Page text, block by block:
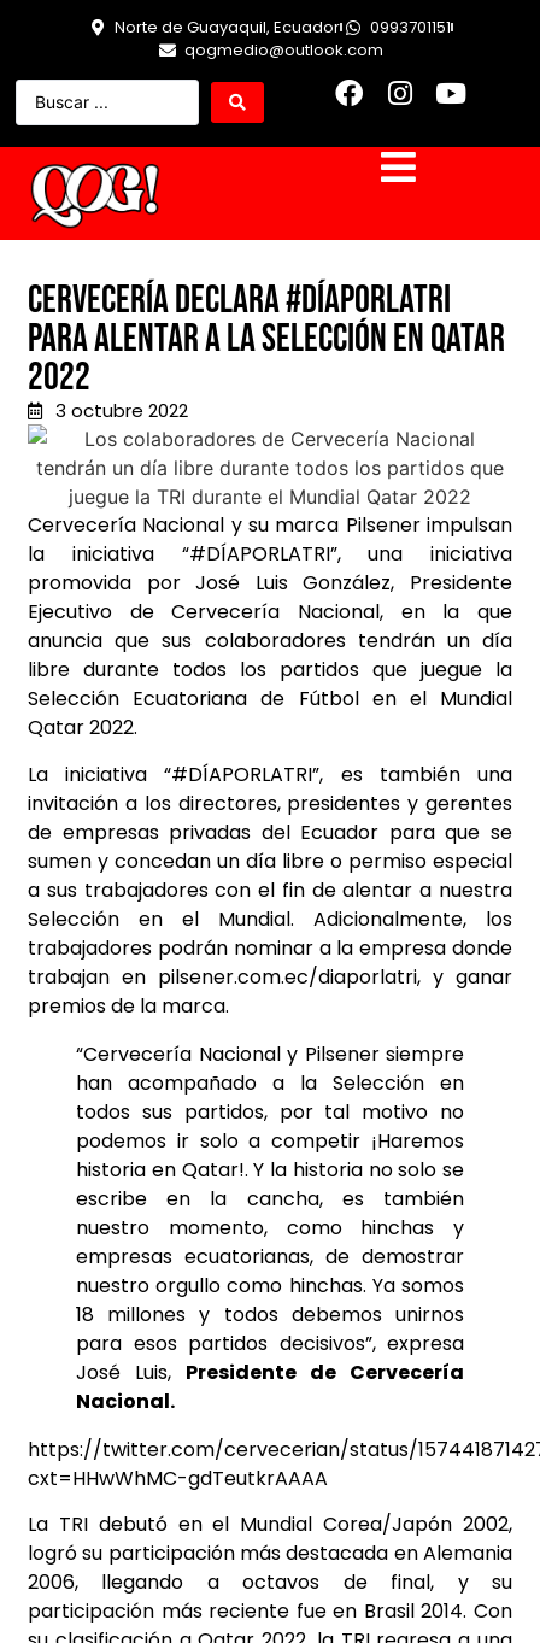
Norte de Guayaquil, Ecuador
0993701151
qogmedio@outlook.com
Cervecería declara #DÍAPORLATRI
para alentar a la selección en Qatar
2022
3 octubre 2022
Cervecería Nacional y su marca Pilsener impulsan
la iniciativa “#DÍAPORLATRI”, una iniciativa
promovida por José Luis González, Presidente
Ejecutivo de Cervecería Nacional, en la que
anuncia que sus colaboradores tendrán un día
libre durante todos los partidos que juegue la
Selección Ecuatoriana de Fútbol en el Mundial
Qatar 2022.
La iniciativa “#DÍAPORLATRI”, es también una
invitación a los directores, presidentes y gerentes
de empresas privadas del Ecuador para que se
sumen y concedan un día libre o permiso especial
a sus trabajadores con el fin de alentar a nuestra
Selección en el Mundial. Adicionalmente, los
trabajadores podrán nominar a la empresa donde
trabajan en pilsener.com.ec/diaporlatri, y ganar
premios de la marca.
“Cervecería Nacional y Pilsener siempre
han acompañado a la Selección en
todos sus partidos, por tal motivo no
podemos ir solo a competir ¡Haremos
historia en Qatar!. Y la historia no solo se
escribe en la cancha, es también
nuestro momento, como hinchas y
empresas ecuatorianas, de demostrar
nuestro orgullo como hinchas. Ya somos
18 millones y todos debemos unirnos
para esos partidos decisivos”, expresa
José Luis, Presidente de Cervecería
Nacional.
https://twitter.com/cervecerian/status/
cxt=HHwWhMC-gdTeutkrAAAA
La TRI debutó en el Mundial Corea/Japón 2002,
logró su participación más destacada en Alemania
2006, llegando a octavos de final, y su
participación más reciente fue en Brasil 2014. Con